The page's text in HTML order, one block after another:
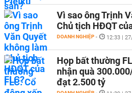
Vì sao ông Trịnh
Chủ tịch HĐQT
DOANH NGHIỆP - 12:33 |
Họp bất thường
nhận quà
đạt 2.500 tỷ